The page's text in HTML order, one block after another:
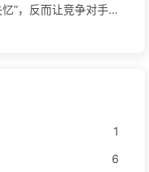
”，反而让竞争对手实
AI169
1
6